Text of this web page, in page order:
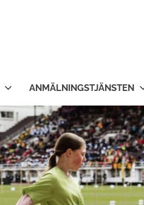
ANMÄLNINGSTJÄNSTEN